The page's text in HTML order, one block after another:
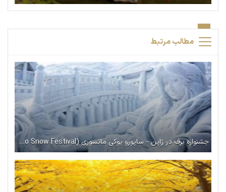
مطالب مرتبط
جشنواره‌ برف در ژاپن – ساپورو یوکی ماتسوری (Sapporo Snow Festival)